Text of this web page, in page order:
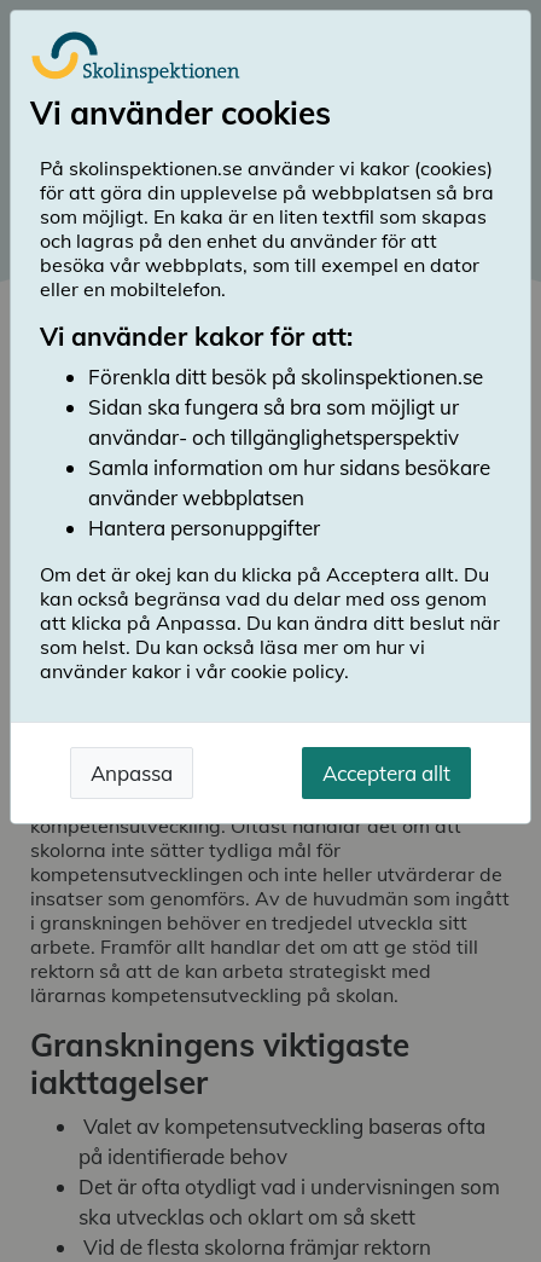
Till huvudinnehåll
searchSök
Diarienummer 2020:5655
Publicerad 18 mars 2022
Strategiskt arbete med
lärares kompetensutveckling
Lyssna
Skolinspektionen har granskat kvaliteten i
arbetet med lärares kompetensutveckling i
syfte att höja kvaliteten i undervisningen som
genomförs på gymnasieskolor och
kommunala vuxenutbildningar. Granskningen
inkluderar både arbetet på skolorna och hur
huvudmännen stödjer och främjar
kompetensutvecklingsarbetet.
Ladda ner publikation
arbete med lärares kompetensutveckling. Av de 28
skolor som har ingått i denna granskning behöver två
tredjedelar utveckla sitt arbete för att kunna sägas
ha ett strategiskt arbete med lärares
kompetensutveckling. Oftast handlar det om att
skolorna inte sätter tydliga mål för
kompetensutvecklingen och inte heller utvärderar de
insatser som genomförs. Av de huvudmän som ingått
i granskningen behöver en tredjedel utveckla sitt
arbete. Framför allt handlar det om att ge stöd till
rektorn så att de kan arbeta strategiskt med
lärarnas kompetensutveckling på skolan.
Granskningens viktigaste
iakttagelser
Valet av kompetensutveckling baseras ofta
på identifierade behov
Det är ofta otydligt vad i undervisningen som
ska utvecklas och oklart om så skett
Vid de flesta skolorna främjar rektorn
Vi använder cookies
På skolinspektionen.se använder vi kakor (cookies)
för att göra din upplevelse på webbplatsen så bra
som möjligt. En kaka är en liten textfil som skapas
och lagras på den enhet du använder för att
besöka vår webbplats, som till exempel en dator
eller en mobiltelefon.
Vi använder kakor för att:
Förenkla ditt besök på skolinspektionen.se
Sidan ska fungera så bra som möjligt ur
användar- och tillgänglighetsperspektiv
Samla information om hur sidans besökare
använder webbplatsen
Hantera personuppgifter
Om det är okej kan du klicka på Acceptera allt. Du
kan också begränsa vad du delar med oss genom
att klicka på Anpassa. Du kan ändra ditt beslut när
som helst. Du kan också läsa mer om hur vi
använder kakor i vår cookie policy.
Anpassa Acceptera allt